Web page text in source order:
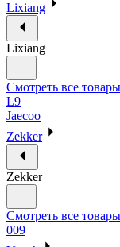
Lixiang
Lixiang
Смотреть все товары
L9
Jaecoo
Zekker
Zekker
Смотреть все товары
009